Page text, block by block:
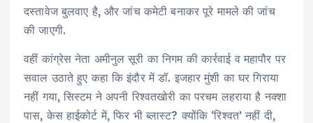
दस्तावेज बुलवाए है, और जांच कमेटी बनाकर पूरे मामले की जांच
की जाएगी.
वहीं कांग्रेस नेता अमीनुल सूरी का निगम की कार्रवाई व महापौर पर
सवाल उठाते हुए कहा कि इंदौर में डॉ. इजहार मुंशी का घर गिराया
नहीं गया, सिस्टम ने अपनी रिश्वतखोरी का परचम लहराया है नक्शा
पास, केस हाईकोर्ट में, फिर भी ब्लास्ट? क्योंकि ‘रिश्वत’ नहीं दी,